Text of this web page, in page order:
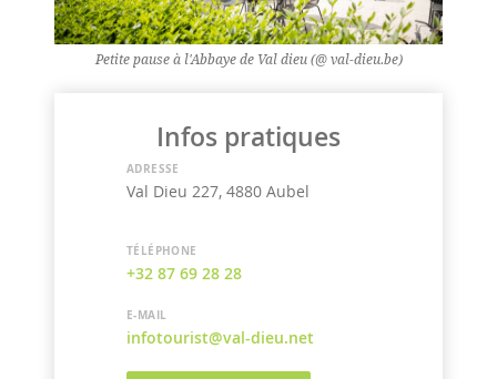
Petite pause à l'Abbaye de Val dieu (@ val-dieu.be)
Infos pratiques
ADRESSE
Val Dieu 227, 4880 Aubel
TÉLÉPHONE
+32 87 69 28 28
E-MAIL
infotourist@val-dieu.net